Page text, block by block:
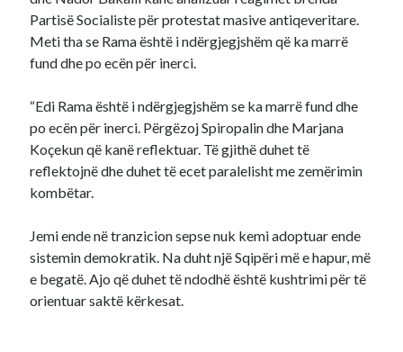
Partisë Socialiste për protestat masive antiqeveritare.
Meti tha se Rama është i ndërgjegjshëm që ka marrë
fund dhe po ecën për inerci.
“Edi Rama është i ndërgjegjshëm se ka marrë fund dhe
po ecën për inerci. Përgëzoj Spiropalin dhe Marjana
Koçekun që kanë reflektuar. Të gjithë duhet të
reflektojnë dhe duhet të ecet paralelisht me zemërimin
kombëtar.
Jemi ende në tranzicion sepse nuk kemi adoptuar ende
sistemin demokratik. Na duht një Sqipëri më e hapur, më
e begatë. Ajo që duhet të ndodhë është kushtrimi për të
orientuar saktë kërkesat.